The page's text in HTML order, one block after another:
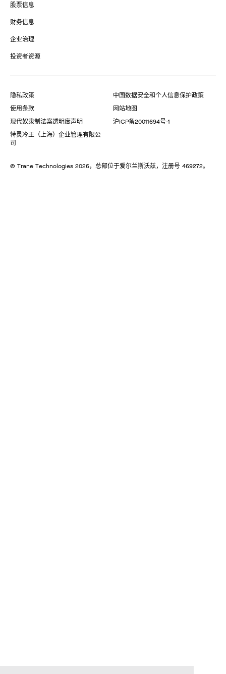
股票信息
财务信息
企业治理
投资者资源
隐私政策
中国数据安全和个人信息保护政策
使用条款
网站地图
现代奴隶制法案透明度声明
沪ICP备20011694号-1
特灵冷王（上海）企业管理有限公
司
© Trane Technologies 2026，总部位于爱尔兰斯沃兹，注册号 469272。